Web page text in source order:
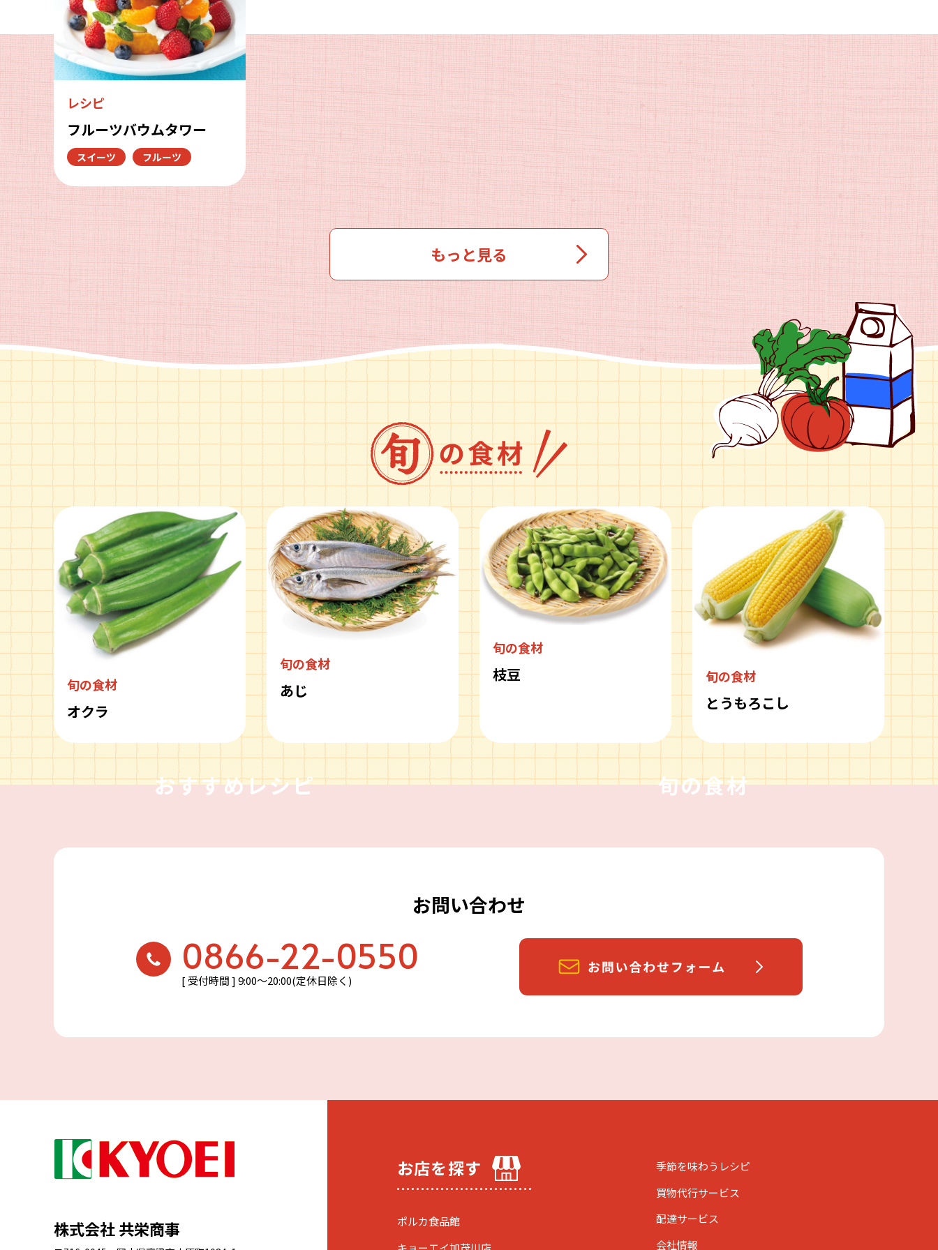
レシピ
フルーツバウムタワー
スイーツ フルーツ
もっと見る
旬の食材
オクラ
旬の食材
あじ
旬の食材
枝豆 旬の食材
とうもろこし
おすすめレシピ 旬の食材
お問い合わせ
0866-22-0550
[ 受付時間 ] 9:00〜20:00(定休日除く)
お店を探す
ポルカ食品館
季節を味わうレシピ
買物代行サービス
配達サービス
会社情報
株式会社 共栄商事